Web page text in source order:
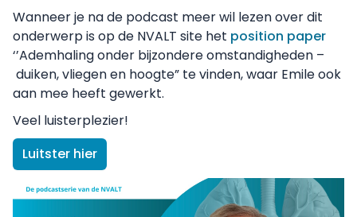
Wanneer je na de podcast meer wil lezen over dit
onderwerp is op de NVALT site het position paper
‘’Ademhaling onder bijzondere omstandigheden –
duiken, vliegen en hoogte” te vinden, waar Emile ook
aan mee heeft gewerkt.
Veel luisterplezier!
Luitster hier